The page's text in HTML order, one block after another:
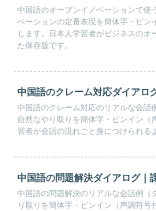
中国語のオープンイノベーションで使
ベーションの定番表現を簡体字・ピン
します。日本人学習者がビジネスのオ
た保存版です。
中国語のクレーム対応ダイアロ
中国語のクレーム対応のリアルな会話
自然なやり取りを簡体字・ピンイン
習者が会話の流れごと身につけられる
中国語の問題解決ダイアログ｜
中国語の問題解決のリアルな会話例（
り取りを簡体字・ピンイン（声調符